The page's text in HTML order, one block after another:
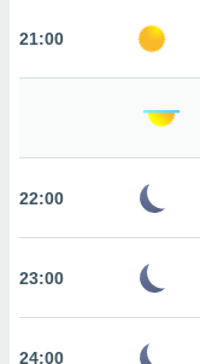
como
IP
en
a lo que
su
u
datos
21:00
22:00
23:00
24:00